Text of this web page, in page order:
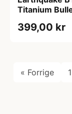
Titanium
Lyd
399,00 kr
« Forrige 1